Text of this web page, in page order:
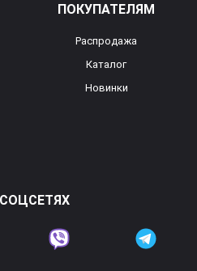
ПОКУПАТЕЛЯМ
Распродажа
Каталог
Новинки